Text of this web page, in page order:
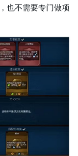
也不需要专门做项